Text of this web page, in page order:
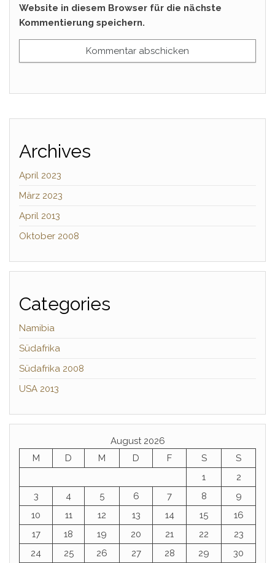
Website in diesem Browser für die nächste
Kommentierung speichern.
Archives
April 2023
März 2023
April 2013
Oktober 2008
Categories
Namibia
Südafrika
Südafrika 2008
USA 2013
August 2026
M
D M D F S
S
1
2
3
4 5 6 7 8
9
10
11 12 13 14 15
16
17
18 19 20 21 22
23
24
25 26 27 28 29
30